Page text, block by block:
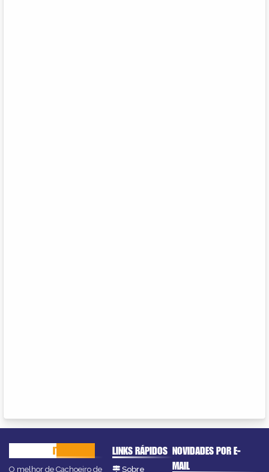
ITAPEMIRIM
O melhor de Cachoeiro de
LINKS RÁPIDOS
Sobre
NOVIDADES POR E-
MAIL